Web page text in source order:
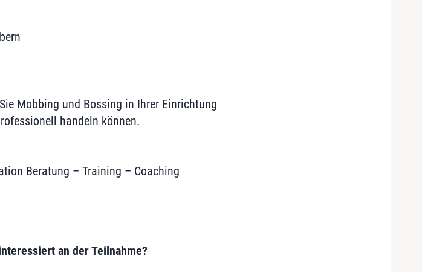
Mobbing und Bossing in Ihrer Einrichtung
handeln können.
Beratung – Training – Coaching
an der Teilnahme?